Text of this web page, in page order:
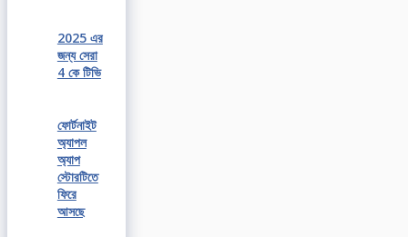
2025 এর
জন্য সেরা
4 কে টিভি
ফোর্টনাইট
অ্যাপল
অ্যাপ
স্টোরটিতে
ফিরে
আসছে